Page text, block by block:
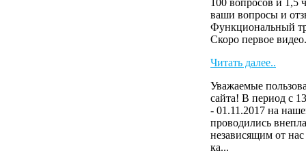
100 вопросов и 1,5
ваши вопросы и
Функциональный
Скоро первое
Читать далее..
Уважаемые
сайта! В период с
- 01.11.2017 на
проводились
независящим от
ка...